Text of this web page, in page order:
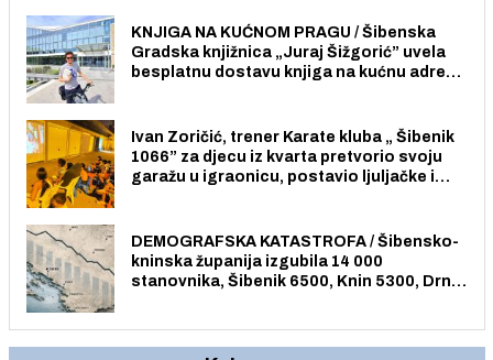
KNJIGA NA KUĆNOM PRAGU / Šibenska
Gradska knjižnica „Juraj Šižgorić” uvela
besplatnu dostavu knjiga na kućnu adresu
Ivan Zoričić, trener Karate kluba „ Šibenik
1066” za djecu iz kvarta pretvorio svoju
garažu u igraonicu, postavio ljuljačke i
DEMOGRAFSKA KATASTROFA / Šibensko-
kninska županija izgubila 14 000
stanovnika, Šibenik 6500, Knin 5300, Drniš